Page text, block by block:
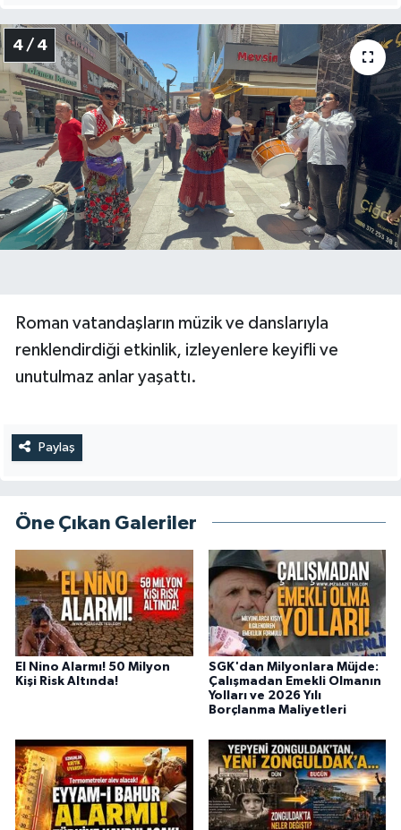
4 / 4
Roman vatandaşların müzik ve danslarıyla
renklendirdiği etkinlik, izleyenlere keyifli ve
unutulmaz anlar yaşattı.
Paylaş
Öne Çıkan Galeriler
El Nino Alarmı! 50 Milyon
Kişi Risk Altında!
SGK'dan Milyonlara Müjde:
Çalışmadan Emekli Olmanın
Yolları ve 2026 Yılı
Borçlanma Maliyetleri